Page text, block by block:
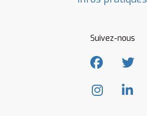
Suivez-nous